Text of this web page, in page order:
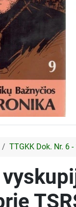
TTGKK Dok. Nr. 6 -